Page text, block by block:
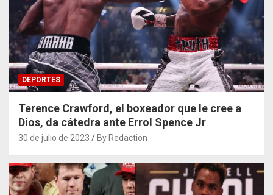
DEPORTES
Terence Crawford, el boxeador que le cree a
Dios, da cátedra ante Errol Spence Jr
30 de julio de 2023 By Redaction